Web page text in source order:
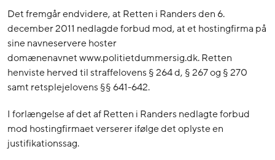
Det fremgår endvidere, at Retten i Randers den 6.
december 2011 nedlagde forbud mod, at et hostingfirma på
sine navneservere hoster
domænenavnet www.politietdummersig.dk. Retten
henviste herved til straffelovens § 264 d, § 267 og § 270
samt retsplejelovens §§ 641-642.
I forlængelse af det af Retten i Randers nedlagte forbud
mod hostingfirmaet verserer ifølge det oplyste en
justifikationssag.